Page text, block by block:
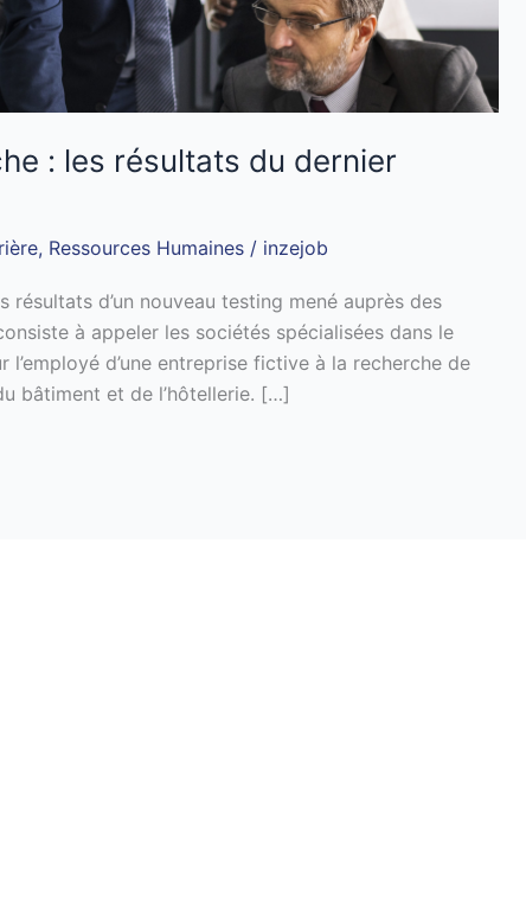
: les résultats du dernier
, Ressources Humaines / inzejob
résultats d’un nouveau testing mené auprès des
à appeler les sociétés spécialisées dans le
d’une entreprise fictive à la recherche de
bâtiment et de l’hôtellerie. […]